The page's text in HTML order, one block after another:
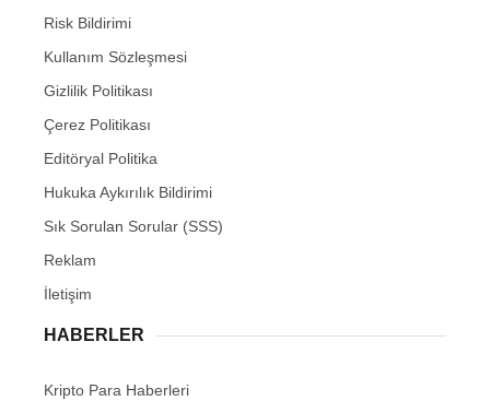
Risk Bildirimi
Kullanım Sözleşmesi
Gizlilik Politikası
Çerez Politikası
Editöryal Politika
Hukuka Aykırılık Bildirimi
Sık Sorulan Sorular (SSS)
Reklam
İletişim
HABERLER
Kripto Para Haberleri